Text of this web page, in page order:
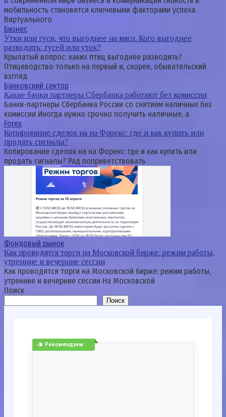
мобильность становятся ключевыми факторами успеха.
Виртуального
Бизнес
Утки или гуси, что выгоднее на мясо. Кого выгоднее
разводить: гусей или уток?
Крылатый вопрос: каких птиц выгоднее разводить?
Птицеводство только на первый и, скорее, обывательский
взгляд
Банковский сектор
Какие банки партнеры Сбербанка работают без комиссии
Банки-партнеры Сбербанка России со снятием наличных без
комиссии Иногда нужно срочно получить наличные, а
Forex
Копирование сделок на на Форекс: где и как купить или
продать сигналы?
Копирование сделок на на Форекс: где и как купить или
продать сигналы? Рад поприветствовать
Фондовый рынок
Как проводятся торги на Московской бирже: режим работы,
утренние и вечерние сессии
Как проводятся торги на Московской бирже: режим работы,
утренние и вечерние сессии На Московской
Поиск
Поиск